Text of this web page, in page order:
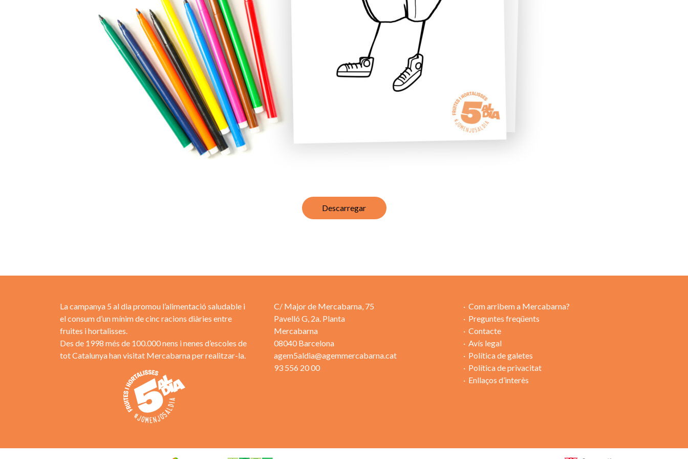
Descarregar
La campanya 5 al dia promou l’alimentació saludable i
el consum d’un mínim de cinc racions diàries entre
fruites i hortalisses.
Des de 1998 més de 100.000 nens i nenes d’escoles de
tot Catalunya han visitat Mercabarna per realitzar-la.
C/ Major de Mercabarna, 75
Pavelló G, 2a. Planta
Mercabarna
08040 Barcelona
agem5aldia@agemmercabarna.cat
93 556 20 00
Com arribem a Mercabarna?
Preguntes freqüents
Contacte
Avís legal
Política de galetes
Política de privacitat
Enllaços d’interès